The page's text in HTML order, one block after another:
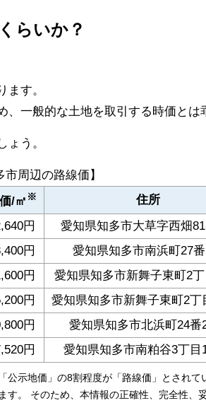
らいか？
ます。
一般的な土地を取引する時価とは
う。
市周辺の路線価】
/㎡ ※
住所
円
愛知県知多市大草字西畑
円
愛知県知多市南浜町27
円
愛知県知多市新舞子東町2
円
愛知県知多市新舞子東町2丁
円
愛知県知多市北浜町24番
円 愛知県知多市南粕谷3丁目
示地価」の8割程度が「路線価」とされて
す。 そのため、本情報の正確性、完全性、